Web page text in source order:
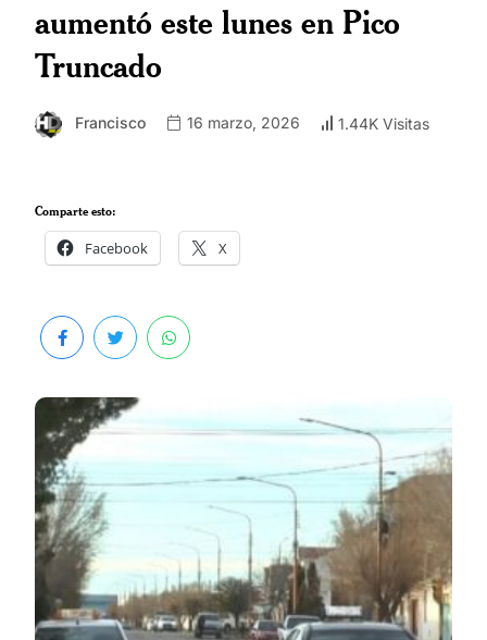
aumentó este lunes en Pico
Truncado
Francisco 16 marzo, 2026 1.44K Visitas
Comparte esto:
Facebook X